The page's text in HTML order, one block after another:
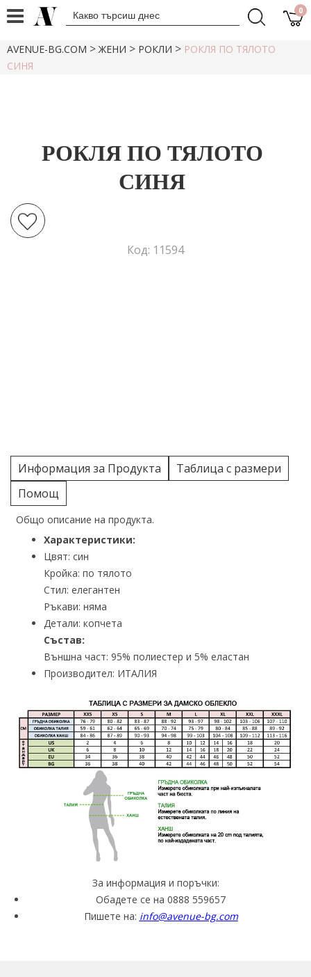
0
AVENUE-BG.COM >ЖЕНИ > РОКЛИ > РОКЛЯ ПО ТЯЛОТО
СИНЯ
РОКЛЯ ПО ТЯЛОТО
СИНЯ
Код: 11594
Информация за Продукта
Таблица с размери
Помощ
Общо описание на продукта.
Характеристики:
Цвят: син
Кройка: по тялото
Стил: елегантен
Ръкави: няма
Детали: копчета
Състав:
Външна част: 95% полиестер и 5% еластан
Производител: ИТАЛИЯ
За информация и поръчки:
Обадете се на 0888 559657
Пишете на: info@avenue-bg.com